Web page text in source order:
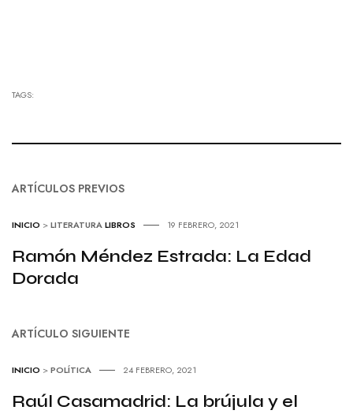
TAGS:
ARTÍCULOS PREVIOS
INICIO >LITERATURALIBROS 19 FEBRERO, 2021
Ramón Méndez Estrada: La Edad
Dorada
ARTÍCULO SIGUIENTE
INICIO >POLÍTICA 24 FEBRERO, 2021
Raúl Casamadrid: La brújula y el